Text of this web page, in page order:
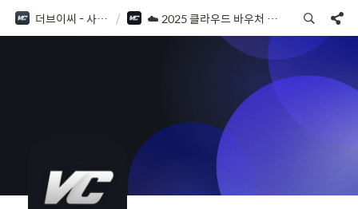
더브이씨 - 사용 가이드 / ☁️ 2025 클라우드 바우처 수요기업이라면?